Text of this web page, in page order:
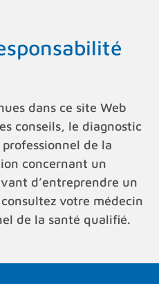
dans ce site Web
conseils, le diagnostic
de la
concernant un
d’entreprendre un
votre médecin
de la santé qualifié.